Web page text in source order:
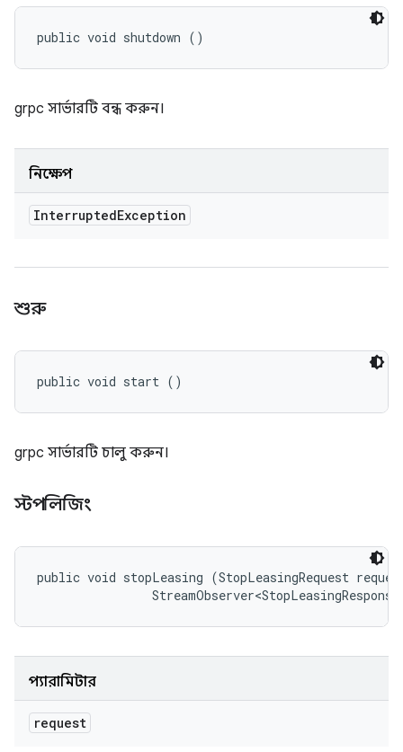
public void shutdown ()
grpc সার্ভারটি বন্ধ করুন।
নিক্ষেপ
InterruptedException
শুরু
public void start ()
grpc সার্ভারটি চালু করুন।
স্টপলিজিং
public void stopLeasing (StopLeasingRequest
প্যারামিটার
request